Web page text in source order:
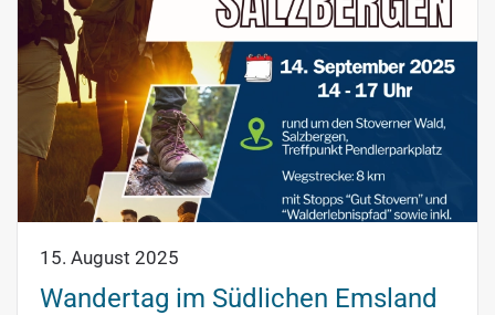
15. August 2025
Wandertag im Südlichen Emsland